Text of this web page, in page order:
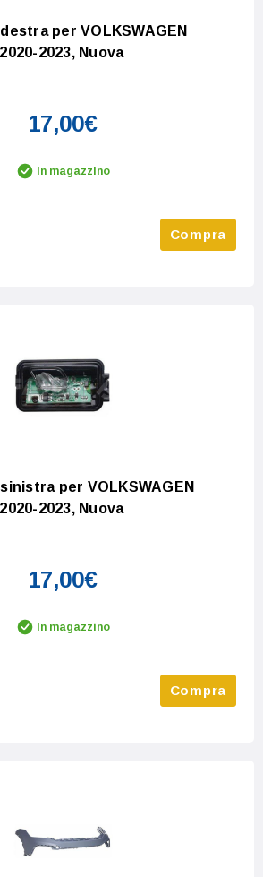
per VOLKSWAGEN
2023, Nuova
17,00€
In magazzino
Quantity:
Compra
per VOLKSWAGEN
2023, Nuova
17,00€
In magazzino
Quantity:
Compra